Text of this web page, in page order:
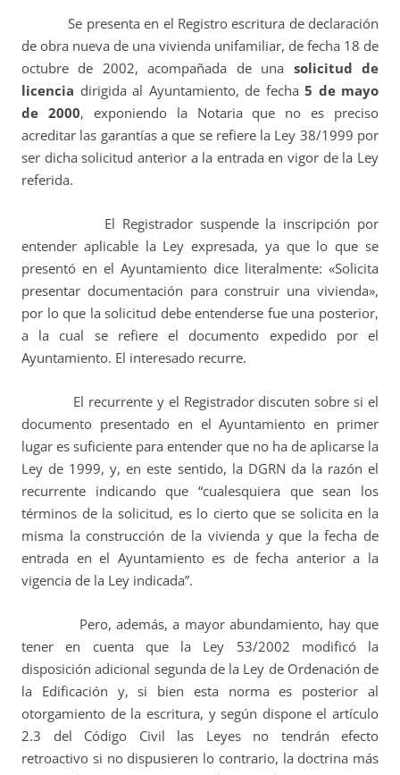
Se presenta en el Registro escritura de declaración
de obra nueva de una vivienda unifamiliar, de fecha 18 de
octubre de 2002, acompañada de una solicitud de
licencia dirigida al Ayuntamiento, de fecha 5 de mayo
de 2000, exponiendo la Notaria que no es preciso
acreditar las garantías a que se refiere la Ley 38/1999 por
ser dicha solicitud anterior a la entrada en vigor de la Ley
referida.
El Registrador suspende la inscripción por
entender aplicable la Ley expresada, ya que lo que se
presentó en el Ayuntamiento dice literalmente: «Solicita
presentar documentación para construir una vivienda»,
por lo que la solicitud debe entenderse fue una posterior,
a la cual se refiere el documento expedido por el
Ayuntamiento. El interesado recurre.
El recurrente y el Registrador discuten sobre si el
documento presentado en el Ayuntamiento en primer
lugar es suficiente para entender que no ha de aplicarse la
Ley de 1999, y, en este sentido, la DGRN da la razón el
recurrente indicando que “cualesquiera que sean los
términos de la solicitud, es lo cierto que se solicita en la
misma la construcción de la vivienda y que la fecha de
entrada en el Ayuntamiento es de fecha anterior a la
vigencia de la Ley indicada”.
Pero, además, a mayor abundamiento, hay que
tener en cuenta que la Ley 53/2002 modificó la
disposición adicional segunda de la Ley de Ordenación de
la Edificación y, si bien esta norma es posterior al
otorgamiento de la escritura, y según dispone el artículo
2.3 del Código Civil las Leyes no tendrán efecto
retroactivo si no dispusieren lo contrario, la doctrina más